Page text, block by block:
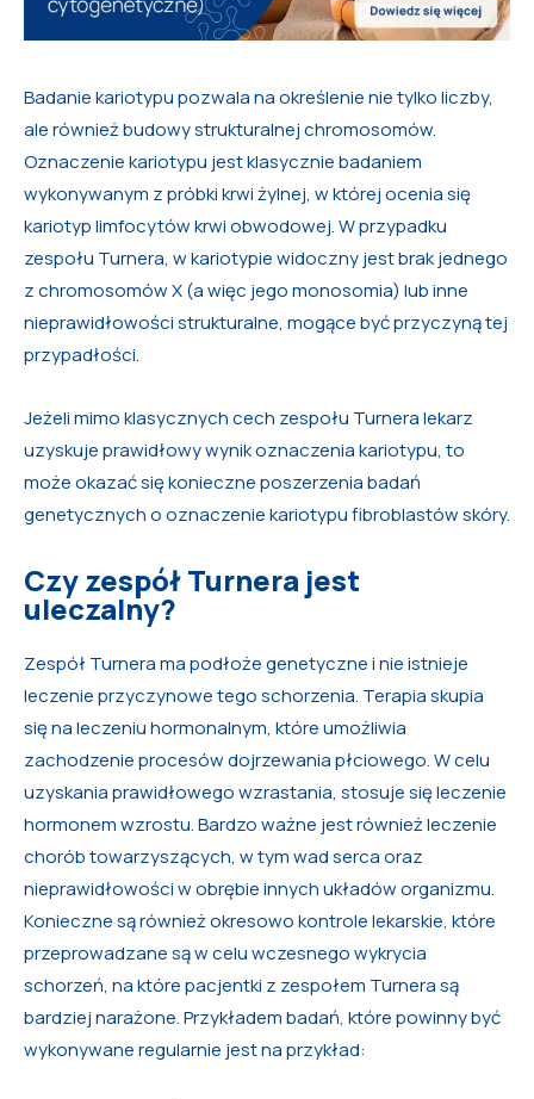
Badanie kariotypu pozwala na określenie nie tylko liczby,
ale również budowy strukturalnej chromosomów.
Oznaczenie kariotypu jest klasycznie badaniem
wykonywanym z próbki krwi żylnej, w której ocenia się
kariotyp limfocytów krwi obwodowej. W przypadku
zespołu Turnera, w kariotypie widoczny jest brak jednego
z chromosomów X (a więc jego monosomia) lub inne
nieprawidłowości strukturalne, mogące być przyczyną tej
przypadłości.
Jeżeli mimo klasycznych cech zespołu Turnera lekarz
uzyskuje prawidłowy wynik oznaczenia kariotypu, to
może okazać się konieczne poszerzenia badań
genetycznych o oznaczenie kariotypu fibroblastów skóry.
Czy zespół Turnera jest
uleczalny?
Zespół Turnera ma podłoże genetyczne i nie istnieje
leczenie przyczynowe tego schorzenia. Terapia skupia
się na leczeniu hormonalnym, które umożliwia
zachodzenie procesów dojrzewania płciowego. W celu
uzyskania prawidłowego wzrastania, stosuje się leczenie
hormonem wzrostu. Bardzo ważne jest również leczenie
chorób towarzyszących, w tym wad serca oraz
nieprawidłowości w obrębie innych układów organizmu.
Konieczne są również okresowo kontrole lekarskie, które
przeprowadzane są w celu wczesnego wykrycia
schorzeń, na które pacjentki z zespołem Turnera są
bardziej narażone. Przykładem badań, które powinny być
wykonywane regularnie jest na przykład: